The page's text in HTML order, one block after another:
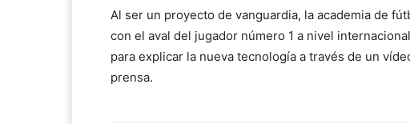
Al ser un proyecto de vanguardia, la academia de
con el aval del jugador número 1 a nivel
para explicar la nueva tecnología a través de un
prensa.